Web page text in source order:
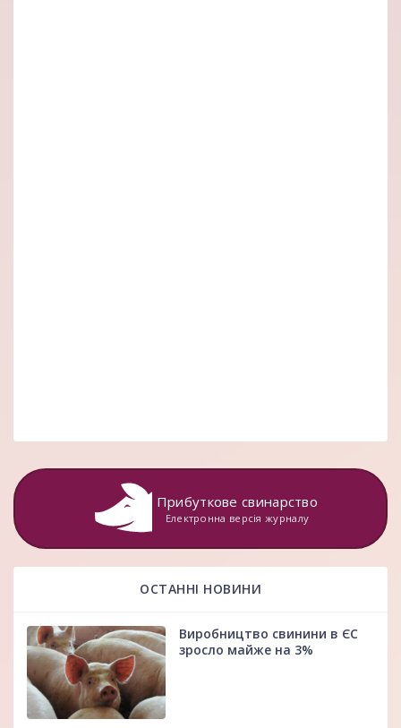
Прибуткове свинарство
Електронна версія журналу
ОСТАННІ НОВИНИ
Виробництво свинини в ЄС
зросло майже на 3%